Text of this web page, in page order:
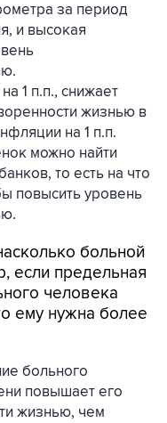
за период
и высокая
1 п.п., снижает
жизнью в
на 1 п.п.
можно найти
то есть на что
повысить уровень
больной
если предельная
человека
ему нужна более
больного
повышает его
жизнью, чем